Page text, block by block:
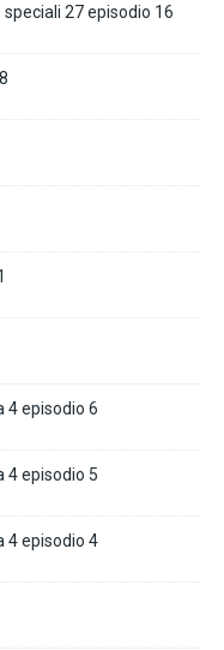
27 episodio 16
4 episodio 6
4 episodio 5
4 episodio 4